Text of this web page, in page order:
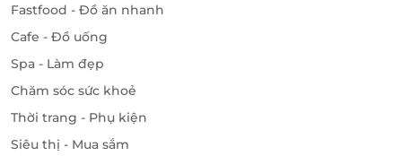
Fastfood - Đồ ăn nhanh
Cafe - Đồ uống
Spa - Làm đẹp
Chăm sóc sức khoẻ
Thời trang - Phụ kiện
Siêu thị - Mua sắm